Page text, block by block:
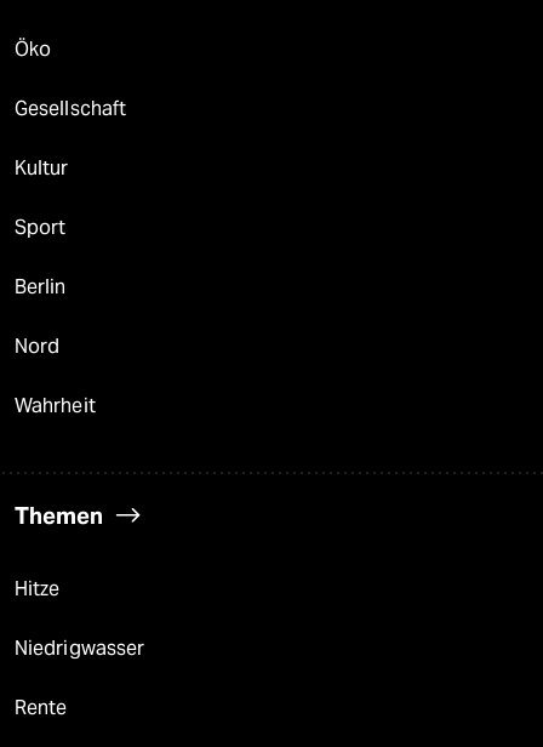
Öko
Gesellschaft
Kultur
Sport
Berlin
Nord
Wahrheit
Themen
Hitze
Niedrigwasser
Rente